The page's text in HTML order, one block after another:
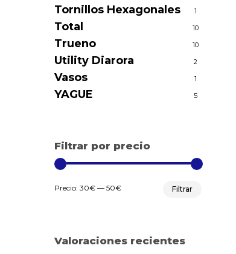
Tornillos Hexagonales 1
Total 10
Trueno 10
Utility Diarora 2
Vasos 1
YAGUE 5
Filtrar por precio
Filtrar
Precio: 30€ — 50€
Valoraciones recientes